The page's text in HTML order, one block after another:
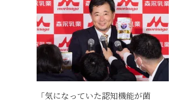
「気になっていた認知機能が菌